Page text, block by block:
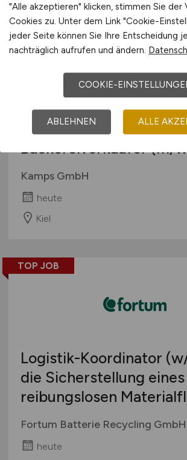
Heppenheim
TOP JOB
Bäckereiverkäufer(m/
Kamps GmbH
heute
Kiel
TOP JOB
Logistik-Koordinator
die Sicherstellung eines
reibungslosen
Fortum Batterie Recycling GmbH
heute
"Alle akzeptieren" klicken, stimmen Sie der
Cookies zu. Unter dem Link "Cookie-
jeder Seite können Sie Ihre Entscheidung
nachträglich aufrufen und ändern.
COOKIE-
ABLEHNEN ALLE